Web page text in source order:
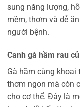
sung năng lượng,
mềm, thơm và dễ
người bệnh.
Canh gà hầm rau củ
Gà hầm cùng khoai
thơm ngon mà còn
cho cơ thể. Đây là